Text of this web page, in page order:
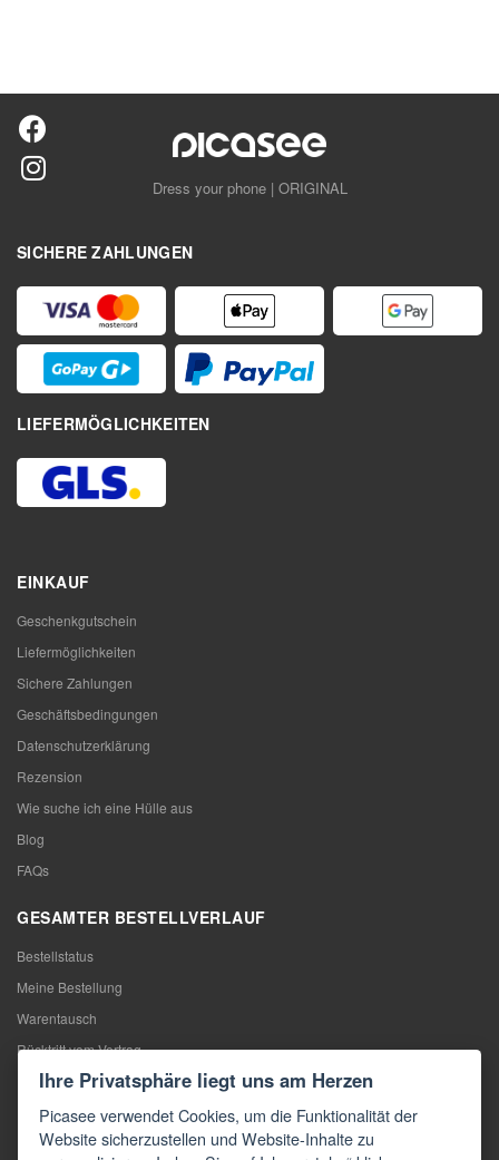
Dress your phone | ORIGINAL
SICHERE ZAHLUNGEN
LIEFERMÖGLICHKEITEN
EINKAUF
Geschenkgutschein
Liefermöglichkeiten
Sichere Zahlungen
Geschäftsbedingungen
Datenschutzerklärung
Rezension
Wie suche ich eine Hülle aus
Blog
FAQs
GESAMTER BESTELLVERLAUF
Bestellstatus
Meine Bestellung
Warentausch
Rücktritt vom Vertrag
Reklamation
KONTAKTE
Ihre Privatsphäre liegt uns am Herzen
Picasee verwendet Cookies, um die Funktionalität der
Website sicherzustellen und Website-Inhalte zu